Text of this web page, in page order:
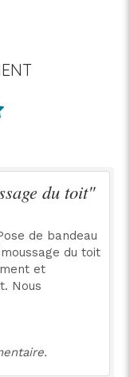
du toit"
de bandeau
du toit
et
Nous